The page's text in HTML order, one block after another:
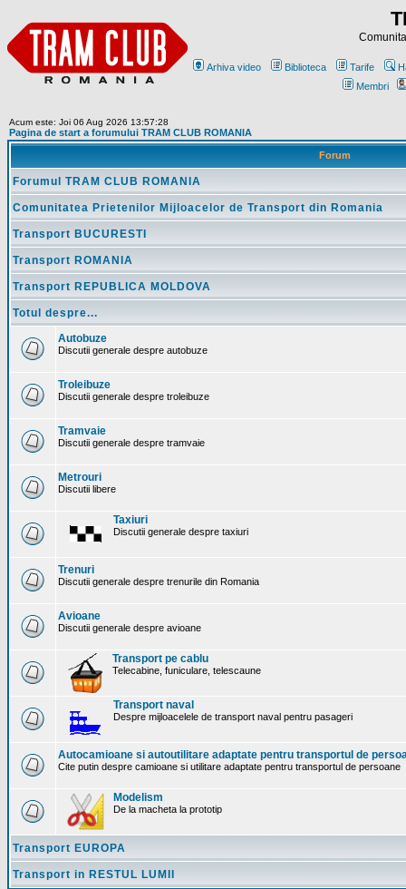
Arhiva video Biblioteca Tarife
Membri
Acum este: Joi 06 Aug 2026 13:57:28
Pagina de start a forumului TRAM CLUB ROMANIA
Forum
Forumul TRAM CLUB ROMANIA
Comunitatea Prietenilor Mijloacelor de Transport din Romania
Transport BUCURESTI
Transport ROMANIA
Transport REPUBLICA MOLDOVA
Totul despre...
Autobuze
Discutii generale despre autobuze
Troleibuze
Discutii generale despre troleibuze
Tramvaie
Discutii generale despre tramvaie
Metrouri
Discutii libere
Taxiuri
Discutii generale despre taxiuri
Trenuri
Discutii generale despre trenurile din Romania
Avioane
Discutii generale despre avioane
Transport pe cablu
Telecabine, funiculare, telescaune
Transport naval
Despre mijloacelele de transport naval pentru pasageri
Autocamioane si autoutilitare adaptate pentru transportul de
Cite putin despre camioane si utilitare adaptate pentru transportul de persoane
Modelism
De la macheta la prototip
Transport EUROPA
Transport in RESTUL LUMII